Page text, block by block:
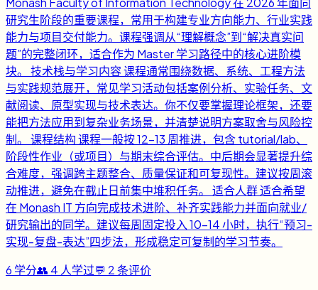
研究生阶段的重要课程，常用于构建专业方向能力、行业实践
能力与项目交付能力。课程强调从“理解概念”到“解决真实问
题”的完整闭环，适合作为 Master 学习路径中的核心进阶模
块。 技术栈与学习内容 课程通常围绕数据、系统、工程方法
与实践规范展开，常见学习活动包括案例分析、实验任务、文
献阅读、原型实现与技术表达。你不仅要掌握理论框架，还要
能把方法应用到复杂业务场景，并清楚说明方案取舍与风险控
制。 课程结构 课程一般按 12-13 周推进，包含 tutorial/lab、
阶段性作业（或项目）与期末综合评估。中后期会显著提升综
合难度，强调跨主题整合、质量保证和可复现性。建议按周滚
动推进，避免在截止日前集中堆积任务。 适合人群 适合希望
在 Monash IT 方向完成技术进阶、补齐实践能力并面向就业/
研究输出的同学。建议每周固定投入 10-14 小时，执行“预习-
实现-复盘-表达”四步法，形成稳定可复制的学习节奏。
6 学分👥 4 人学过💬 2条评价